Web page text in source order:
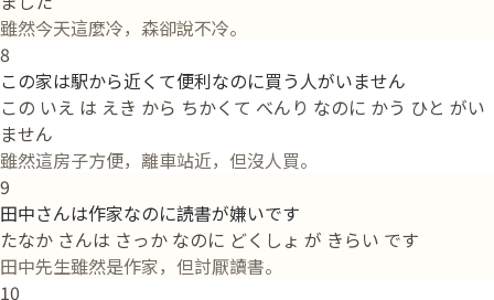
雖然今天這麼冷，森卻說不冷。
8
この家は駅から近くて便利なのに買う人がいません
この いえ は えき から ちかくて べんり なのに かう ひと がい
ません
雖然這房子方便，離車站近，但沒人買。
9
田中さんは作家なのに読書が嫌いです
たなか さんは さっか なのに どくしょ が きらい です
田中先生雖然是作家，但討厭讀書。
10